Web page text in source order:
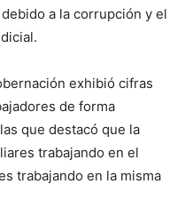
a la corrupción y el
exhibió cifras
de forma
que destacó que la
trabajando en el
trabajando en la misma